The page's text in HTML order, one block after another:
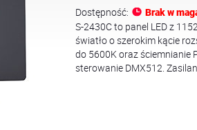
Dostępność:
Brak w
S-2430C to panel LED z
światło o szerokim kącie
do 5600K oraz ściemnianie
sterowanie DMX512.